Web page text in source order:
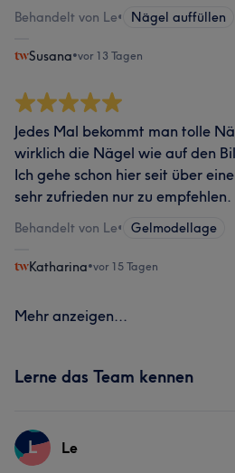
Behandelt von Le• Nägel auffüllen
Susana•vor 13 Tagen
Jedes Mal bekommt man tolle
wirklich die Nägel wie auf den
Ich gehe schon hier seit über
sehr zufrieden nur zu empfehlen.
Behandelt von Le• Gelmodellage
Katharina•vor 15 Tagen
Mehr anzeigen...
Lerne das Team kennen
L Le